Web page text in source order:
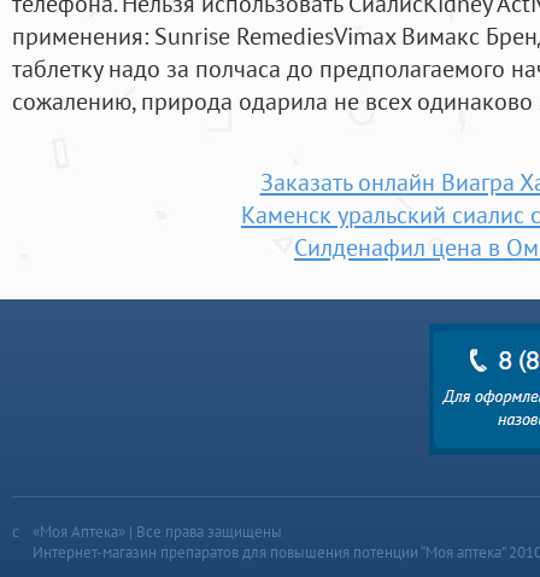
применения: Sunrise RemediesVimax Вимакс
таблетку надо за полчаса до предполагаемого
сожалению, природа одарила не всех
Заказать онлайн Виагра
Каменск уральский сиалис
Силденафил цена в
«Моя Аптека» | Все права защищены
Интернет-магазин препаратов для повышения потенции “Моя аптека”